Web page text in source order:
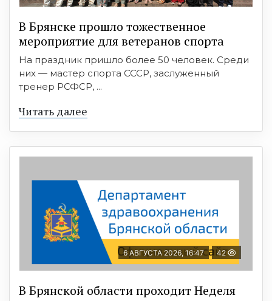
В Брянске прошло тожественное
мероприятие для ветеранов спорта
На праздник пришло более 50 человек. Среди
них — мастер спорта СССР, заслуженный
тренер РСФСР, ...
Читать далее
6 АВГУСТА 2026, 16:47 42
В Брянской области проходит Неделя